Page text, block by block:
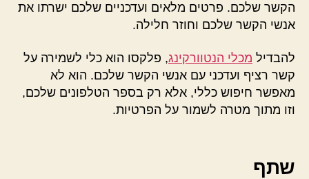
הקשר שלכם. פרטים מלאים ועדכניים שלכם ישרתו את
אנשי הקשר שלכם וחוזר חלילה.
להבדיל מכלי הנטוורקינג, פלקסו הוא כלי לשמירה על
קשר רציף ועדכני עם אנשי הקשר שלכם. הוא לא
מאפשר חיפוש כללי, אלא רק בספר הטלפונים שלכם,
וזו מתוך מטרה לשמור על הפרטיות.
שתף